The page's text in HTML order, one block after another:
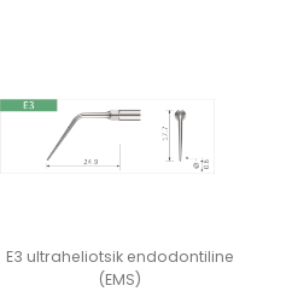
E3 ultraheliotsik endodontiline
(EMS)